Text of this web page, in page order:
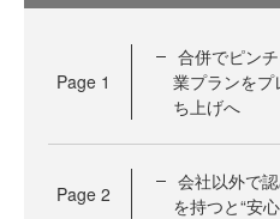
Page 1
合併でピン
業プランを
ち上げへ
Page 2
会社以外で
を持つと“安